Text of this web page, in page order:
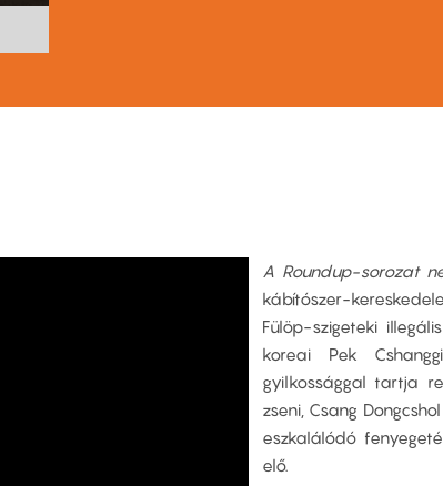
A Roundup-sorozat
kábítószer-
Fülöp-szigeteki
koreai Pek
gyilkossággal tartja
zseni, Csang
eszkalálódó
elő.